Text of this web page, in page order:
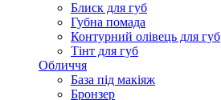
Блиск для губ
Губна помада
Контурний олівець для губ
Тінт для губ
Обличчя
База під макіяж
Бронзер